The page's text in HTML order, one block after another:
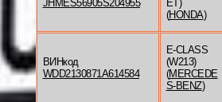
JHMES56905S204955
ET)
(HONDA)
ВИНкод
WDD2130871A614584
E-CLASS
(W213)
(MERCEDE
S-BENZ)